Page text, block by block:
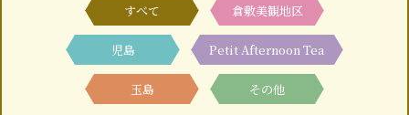
すべて 倉敷美観地区
児島 Petit Afternoon Tea
玉島 その他